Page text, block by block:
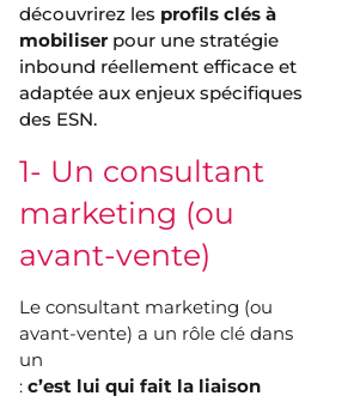
découvrirez les profils clés à
mobiliser pour une stratégie
inbound réellement efficace et
adaptée aux enjeux spécifiques
des ESN.
1- Un consultant
marketing (ou
avant-vente)
Le consultant marketing (ou
avant-vente) a un rôle clé dans
un
: c’est lui qui fait la liaison